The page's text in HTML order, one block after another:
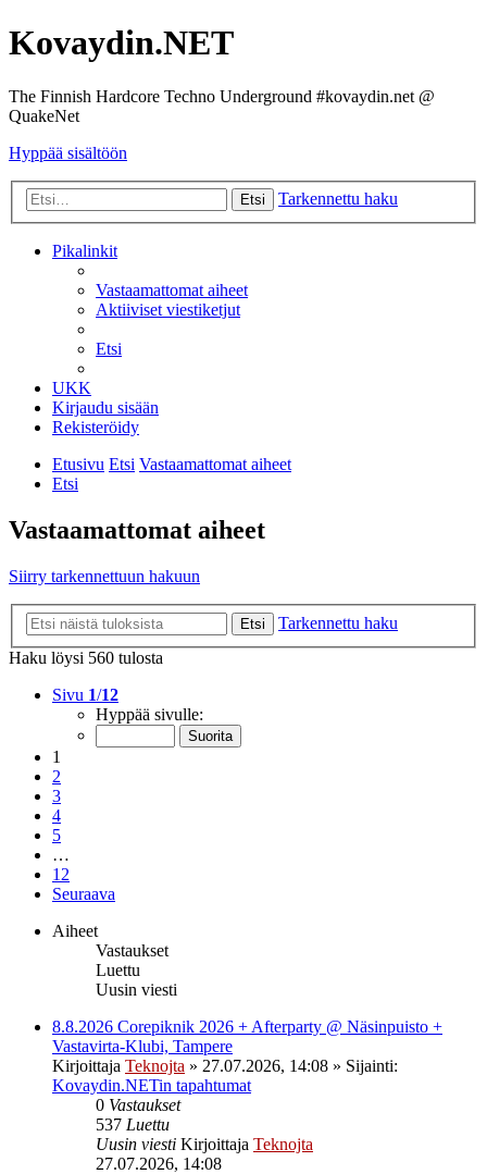
Kovaydin.NET
The Finnish Hardcore Techno Underground #kovaydin.net @
QuakeNet
Hyppää sisältöön
Etsi Tarkennettu haku
Pikalinkit
Vastaamattomat aiheet
Aktiiviset viestiketjut
Etsi
UKK
Kirjaudu sisään
Rekisteröidy
Etusivu Etsi Vastaamattomat aiheet
Etsi
Vastaamattomat aiheet
Siirry tarkennettuun hakuun
Etsi
Tarkennettu haku
Haku löysi 560 tulosta
Sivu 1/12
Hyppää sivulle:
1
2
3
4
5
…
12
Seuraava
Aiheet
Vastaukset
Luettu
Uusin viesti
8.8.2026 Corepiknik 2026 + Afterparty @ Näsinpuisto +
Vastavirta-Klubi, Tampere
Kirjoittaja Teknojta » 27.07.2026, 14:08 » Sijainti:
Kovaydin.NETin tapahtumat
0 Vastaukset
537 Luettu
Uusin viesti Kirjoittaja Teknojta
27.07.2026, 14:08